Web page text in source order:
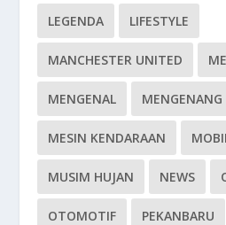
LEGENDA LIFESTYLE
MANCHESTER UNITED
MENGENAL MENGENANG
MESIN KENDARAAN
MUSIM HUJAN NEWS
OTOMOTIF PEKANBARU